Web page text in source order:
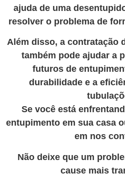
ajuda de uma
resolver o problema de
Além disso, a contratação
também pode ajudar a
futuros de
durabilidade e a
Se você está
entupimento em sua casa
em nos
Não deixe que um
cause mais